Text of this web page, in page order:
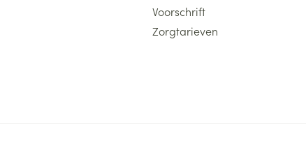
Voorschrift
Zorgtarieven